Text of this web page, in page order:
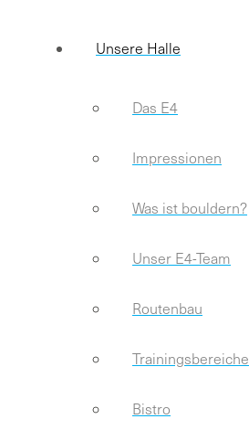
Unsere Halle
Das E4
Impressionen
Was ist bouldern?
Unser E4-Team
Routenbau
Trainingsbereiche
Bistro